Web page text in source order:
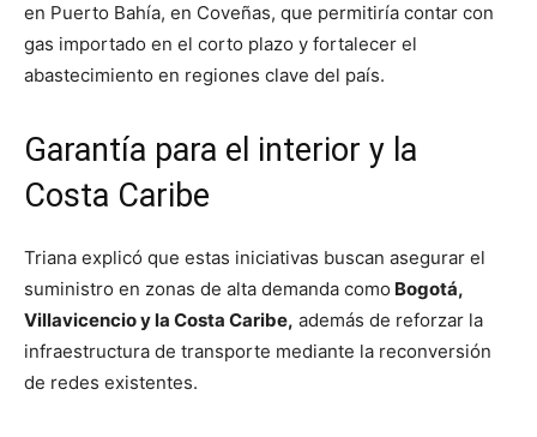
en Puerto Bahía, en Coveñas, que permitiría contar con
gas importado en el corto plazo y fortalecer el
abastecimiento en regiones clave del país.
Garantía para el interior y la
Costa Caribe
Triana explicó que estas iniciativas buscan asegurar el
suministro en zonas de alta demanda como Bogotá,
Villavicencio y la Costa Caribe, además de reforzar la
infraestructura de transporte mediante la reconversión
de redes existentes.